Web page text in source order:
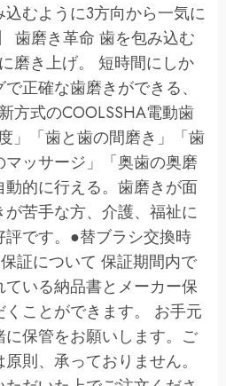
むように3方向から一気に
歯磨き革命 歯を包み込む
磨き上げ。 短時間にしか
正確な歯磨きができる、
方式のCOOLSSHA電動歯
」「歯と歯の間磨き」「歯
ッサージ」「奥歯の奥磨
的に行える。歯磨きが面
苦手な方、介護、福祉に
です。●替ブラシ交換時
証について 保証期間内で
いる納品書とメーカー保
ことができます。 お手元
保管をお願いします。ご
則、承っておりません。